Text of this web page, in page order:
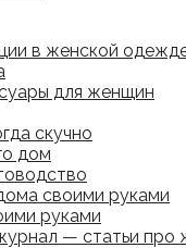
в женской
для женщин
скучно
дом
своими руками
руками
— статьи про